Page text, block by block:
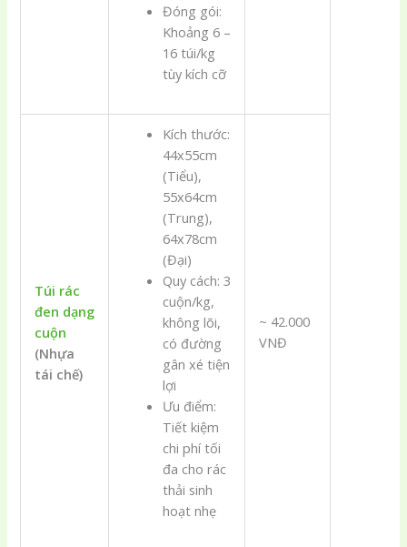
Đóng gói:
Khoảng 6 –
16 túi/kg
tùy kích cỡ
Túi rác
đen dạng
cuộn
(Nhựa
tái chế)
Kích thước:
44x55cm
(Tiểu),
55x64cm
(Trung),
64x78cm
(Đại)
Quy cách: 3
cuộn/kg,
không lõi,
có đường
gân xé tiện
lợi
Ưu điểm:
Tiết kiệm
chi phí tối
đa cho rác
thải sinh
hoạt nhẹ
~ 42.000
VNĐ